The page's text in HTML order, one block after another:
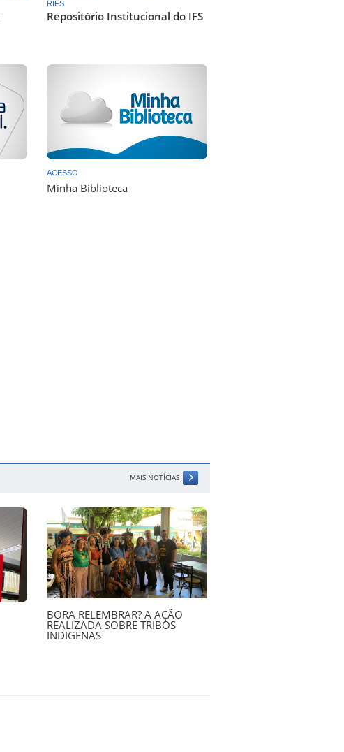
RIFS
Repositório Institucional do IFS
ACESSO
Minha Biblioteca
MAIS NOTÍCIAS
BORA RELEMBRAR? A AÇÃO
REALIZADA SOBRE TRIBOS
INDIGENAS